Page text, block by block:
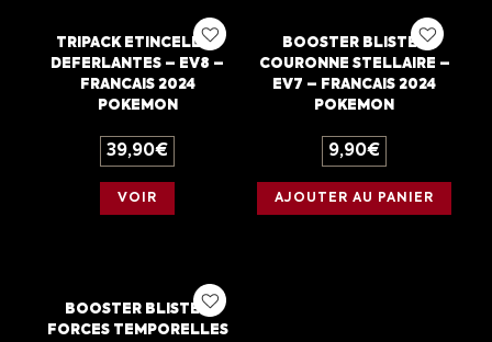
TRIPACK ETINCELLES
DEFERLANTES – EV8 –
FRANCAIS 2024
POKEMON
39,90€
VOIR
BOOSTER BLISTER
COURONNE STELLAIRE –
EV7 – FRANCAIS 2024
POKEMON
9,90€
AJOUTER AU PANIER
BOOSTER BLISTER
FORCES TEMPORELLES